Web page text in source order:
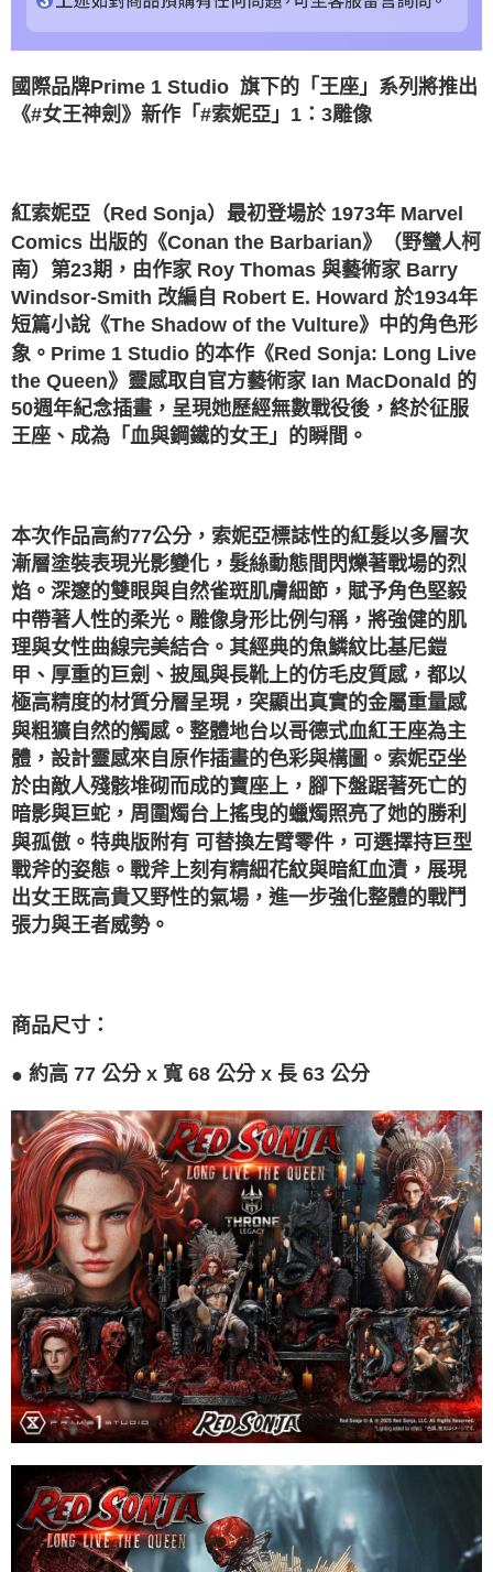
國際品牌Prime 1 Studio 旗下的「王座」系列將推出
《#女王神劍》新作「#索妮亞」1：3雕像
紅索妮亞（Red Sonja）最初登場於 1973年 Marvel
Comics 出版的《Conan the Barbarian》（野蠻人柯
南）第23期，由作家 Roy Thomas 與藝術家 Barry
Windsor-Smith 改編自 Robert E. Howard 於1934年
短篇小說《The Shadow of the Vulture》中的角色形
象。Prime 1 Studio 的本作《Red Sonja: Long Live
the Queen》靈感取自官方藝術家 Ian MacDonald 的
50週年紀念插畫，呈現她歷經無數戰役後，終於征服
王座、成為「血與鋼鐵的女王」的瞬間。
本次作品高約77公分，索妮亞標誌性的紅髮以多層次
漸層塗裝表現光影變化，髮絲動態間閃爍著戰場的烈
焰。深邃的雙眼與自然雀斑肌膚細節，賦予角色堅毅
中帶著人性的柔光。雕像身形比例勻稱，將強健的肌
理與女性曲線完美結合。其經典的魚鱗紋比基尼鎧
甲、厚重的巨劍、披風與長靴上的仿毛皮質感，都以
極高精度的材質分層呈現，突顯出真實的金屬重量感
與粗獷自然的觸感。整體地台以哥德式血紅王座為主
體，設計靈感來自原作插畫的色彩與構圖。索妮亞坐
於由敵人殘骸堆砌而成的寶座上，腳下盤踞著死亡的
暗影與巨蛇，周圍燭台上搖曳的蠟燭照亮了她的勝利
與孤傲。特典版附有 可替換左臂零件，可選擇持巨型
戰斧的姿態。戰斧上刻有精細花紋與暗紅血漬，展現
出女王既高貴又野性的氣場，進一步強化整體的戰鬥
張力與王者威勢。
商品尺寸 ：
● 約高 77 公分 x 寬 68 公分 x 長 63 公分